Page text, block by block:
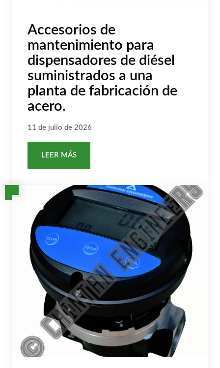
Accesorios de
mantenimiento para
dispensadores de diésel
suministrados a una
planta de fabricación de
acero.
11 de julio de 2026
LEER MÁS